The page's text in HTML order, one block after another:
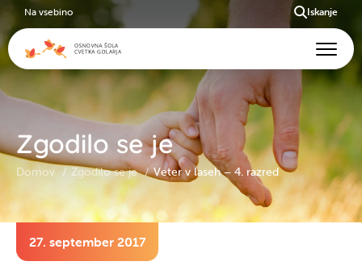
Zgodilo se je
Domov Zgodilo se je Veter v laseh – 4. razred
27. september 2017
Na vsebino Iskanje